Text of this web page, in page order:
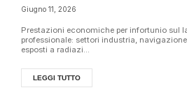
Giugno 11, 2026
Prestazioni economiche per infortunio sul
professionale: settori industria,
esposti a radiazi...
LEGGI TUTTO